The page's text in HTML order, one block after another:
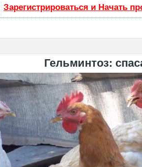
Зарегистрироваться и Начать
Гельминтоз: